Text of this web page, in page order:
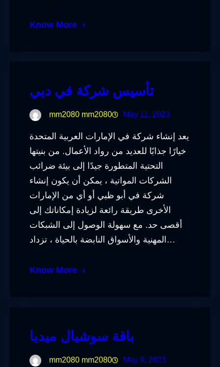
Know More
تأسيس شركة في دبي
mm2080 mm2080 May 11, 2023
يعد إنشاء شركة في الإمارات العربية المتحدة
خيارًا جذابًا للعديد من رواد الأعمال. من بنيتها
التحتية المتطورة جيدًا إلى بيئة ضرائب
الشركات المواتية ، يمكن أن يكون إنشاء
شركة في أبو ظبي أو أي من الإمارات
الأخرى طريقة رائعة لزيادة إمكاناتك إلى
أقصى حد. مع سهولة الوصول إلى الشبكات
المهنية والأسواق النابضة بالحياة ، تزداد…
Know More
باقة سوشيال ميديا
mm2080 mm2080 May 9, 2023